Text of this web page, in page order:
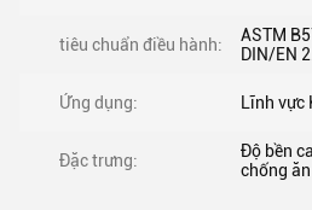
tiêu chuẩn điều hành:
ASTM
DIN/EN
Ứng dụng: Lĩnh vực
Đặc trưng:
Độ bền
chống